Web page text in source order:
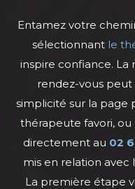
Entamez votre
sélectionnant le
inspire confiance. La
rendez-vous
simplicité sur la page
thérapeute favori,
directement au 02
mis en relation avec
La première étape